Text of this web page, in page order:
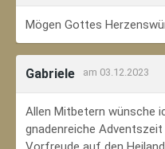
Mögen Gottes
Gabriele am 03.12.2023
Allen Mitbetern wünsche
gnadenreiche